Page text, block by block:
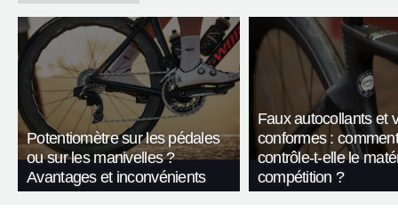
Potentiomètre sur les pédales
ou sur les manivelles ?
Avantages et inconvénients
Faux autocollants et
conformes :
contrôle-t-elle le
compétition ?